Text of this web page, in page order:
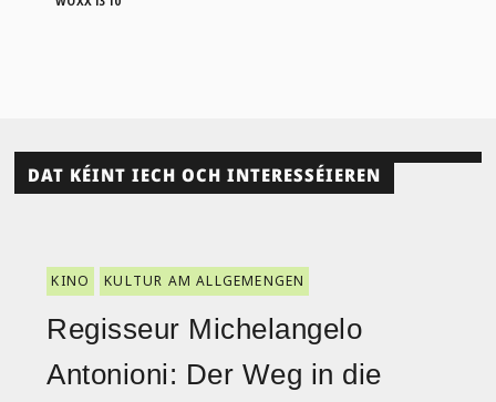
DAT KÉINT IECH OCH INTERESSÉIEREN
KINO KULTUR AM ALLGEMENGEN
Regisseur Michelangelo
Antonioni: Der Weg in die